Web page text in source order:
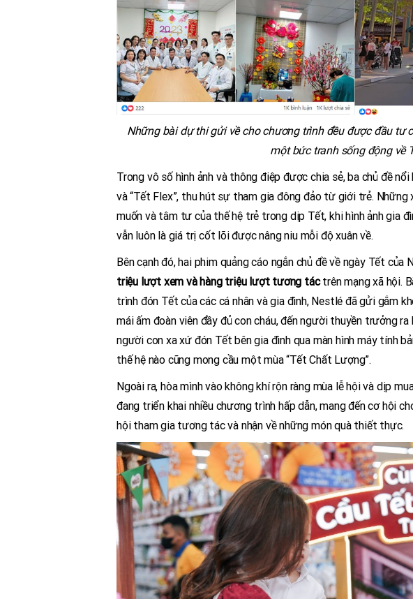
Những bài dự thi gửi về cho chương trình đều được đầu tư
một bức tranh sống động về
Trong vô số hình ảnh và thông điệp được chia sẻ, ba chủ đề
và “Tết Flex”, thu hút sự tham gia đông đảo từ giới trẻ. Những
muốn và tâm tư của thế hệ trẻ trong dịp Tết, khi hình ảnh gia
vẫn luôn là giá trị cốt lõi được nâng niu mỗi độ xuân về.
Bên cạnh đó, hai phim quảng cáo ngắn chủ đề về ngày Tết
triệu lượt xem và hàng triệu lượt tương táctrên mạng xã hội.
trình đón Tết của các cá nhân và gia đình, Nestlé đã gửi gắm
mái ấm đoàn viên đầy đủ con cháu, đến người thuyền trưởng
người con xa xứ đón Tết bên gia đình qua màn hình máy tính
thế hệ nào cũng mong cầu một mùa “Tết Chất Lượng”.
Ngoài ra, hòa mình vào không khí rộn ràng mùa lễ hội và dịp
đang triển khai nhiều chương trình hấp dẫn, mang đến cơ hội
hội tham gia tương tác và nhận về những món quà thiết thực.